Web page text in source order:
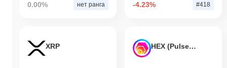
0.00% нет ранга -4.23% #418
XRP HEX (Pulsechain)